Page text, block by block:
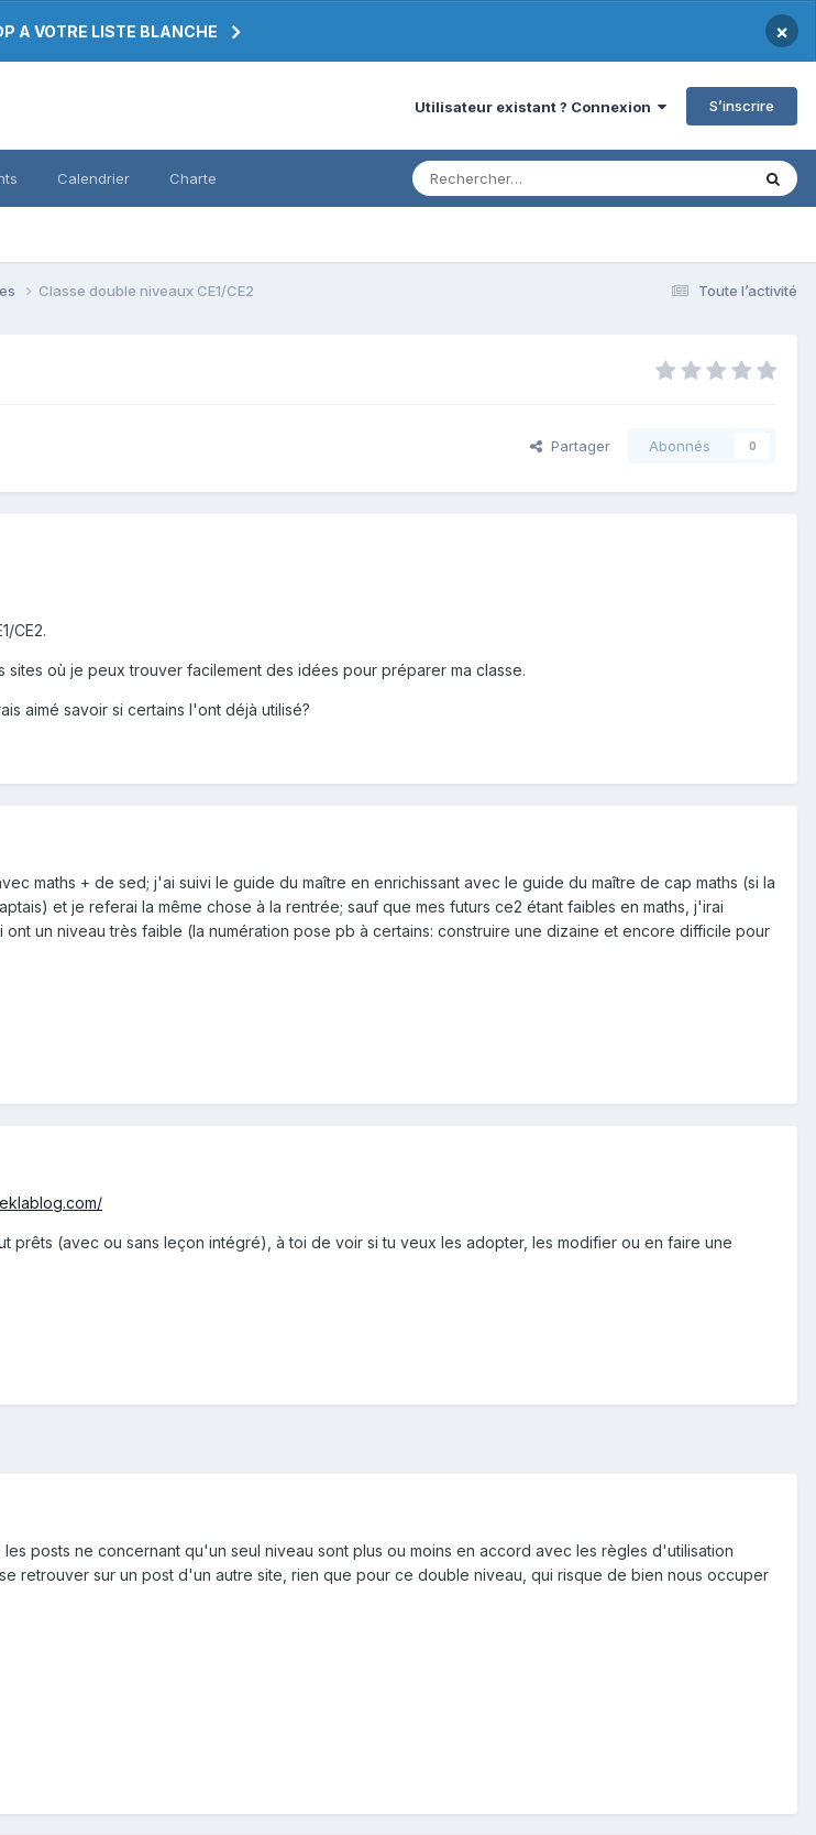
A VOTRE LISTE BLANCHE ×
Utilisateur existant ? Connexion S’inscrire
Calendrier Charte
Toute l’activité
Classe double niveaux CE1/CE2
Partager Abonnés 0
CE2.
où je peux trouver facilement des idées pour préparer ma classe.
aimé savoir si certains l'ont déjà utilisé?
maths + de sed; j'ai suivi le guide du maître en enrichissant avec le guide du maître de cap maths (si la
et je referai la même chose à la rentrée; sauf que mes futurs ce2 étant faibles en maths, j'irai
un niveau très faible (la numération pose pb à certains: construire une dizaine et encore difficile pour
prêts (avec ou sans leçon intégré), à toi de voir si tu veux les adopter, les modifier ou en faire une
posts ne concernant qu'un seul niveau sont plus ou moins en accord avec les règles d'utilisation
retrouver sur un post d'un autre site, rien que pour ce double niveau, qui risque de bien nous occuper